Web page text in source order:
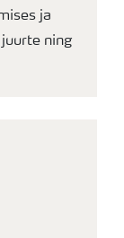
ja
ning